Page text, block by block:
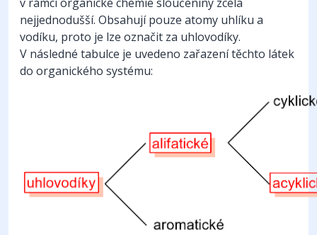
nejjednodušší. Obsahují pouze atomy uhlíku a
vodíku, proto je lze označit za uhlovodíky.
V následné tabulce je uvedeno zařazení těchto látek
do organického systému: